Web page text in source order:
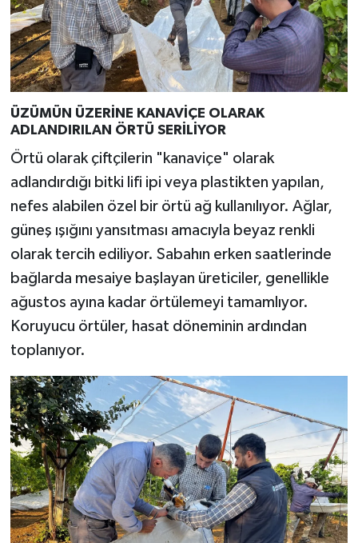
ÜZÜMÜN ÜZERİNE KANAVİÇE OLARAK
ADLANDIRILAN ÖRTÜ SERİLİYOR
Örtü olarak çiftçilerin "kanaviçe" olarak
adlandırdığı bitki lifi ipi veya plastikten yapılan,
nefes alabilen özel bir örtü ağ kullanılıyor. Ağlar,
güneş ışığını yansıtması amacıyla beyaz renkli
olarak tercih ediliyor. Sabahın erken saatlerinde
bağlarda mesaiye başlayan üreticiler, genellikle
ağustos ayına kadar örtülemeyi tamamlıyor.
Koruyucu örtüler, hasat döneminin ardından
toplanıyor.